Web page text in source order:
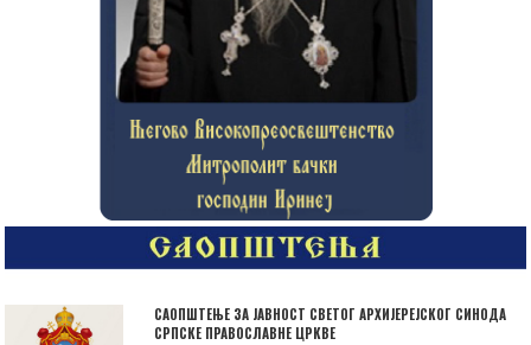
САОПШТЕЊЕ ЗА ЈАВНОСТ СВЕТОГ АРХИЈЕРЕЈСКОГ СИНОДА
СРПСКЕ ПРАВОСЛАВНЕ ЦРКВЕ